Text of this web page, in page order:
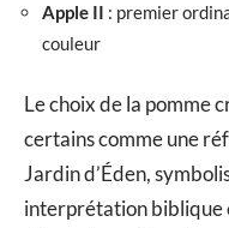
Apple II : premier
couleur
Le choix de la pomme
certains comme une
Jardin d’Éden,
interprétation biblique